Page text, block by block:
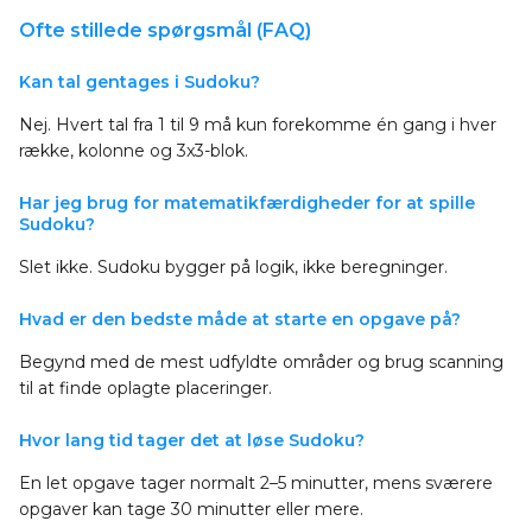
Ofte stillede spørgsmål (FAQ)
Kan tal gentages i Sudoku?
Nej. Hvert tal fra 1 til 9 må kun forekomme én gang i hver
række, kolonne og 3x3-blok.
Har jeg brug for matematikfærdigheder for at spille
Sudoku?
Slet ikke. Sudoku bygger på logik, ikke beregninger.
Hvad er den bedste måde at starte en opgave på?
Begynd med de mest udfyldte områder og brug scanning
til at finde oplagte placeringer.
Hvor lang tid tager det at løse Sudoku?
En let opgave tager normalt 2–5 minutter, mens sværere
opgaver kan tage 30 minutter eller mere.